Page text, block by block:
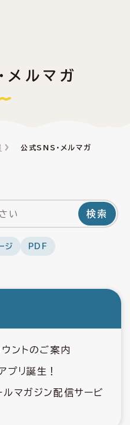
メルマガ
公式SNS・メルマガ
検索
ジ PDF
ントのご案内
プリ誕生！
ルマガジン配信サービ